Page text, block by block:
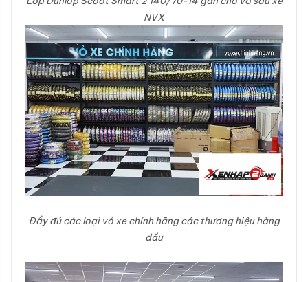
NVX
Đầy đủ các loại vỏ xe chính hãng các thương hiệu hàng
đầu